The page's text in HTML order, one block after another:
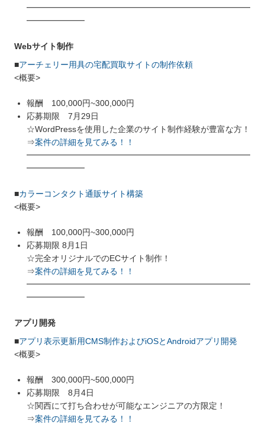
━━━━━━━━━━━━━━━━━━━━━━━━━━━
━━━━━━━
Webサイト制作
■アーチェリー用具の宅配買取サイトの制作依頼
<概要>
報酬 100,000円~300,000円
応募期限 7月29日
☆WordPressを使用した企業のサイト制作経験が豊富な方！
⇒案件の詳細を見てみる！！
━━━━━━━━━━━━━━━━━━━━━━━━━━━
━━━━━━━
■カラーコンタクト通販サイト構築
<概要>
報酬 100,000円~300,000円
応募期限 8月1日
☆完全オリジナルでのECサイト制作！
⇒案件の詳細を見てみる！！
━━━━━━━━━━━━━━━━━━━━━━━━━━━
━━━━━━━
アプリ開発
■アプリ表示更新用CMS制作およびiOSとAndroidアプリ開発
<概要>
報酬 300,000円~500,000円
応募期限 8月4日
☆関西にて打ち合わせが可能なエンジニアの方限定！
⇒案件の詳細を見てみる！！